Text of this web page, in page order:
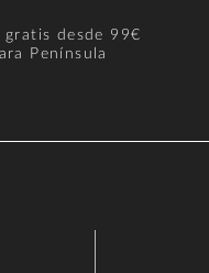
gratis desde 99€
Península